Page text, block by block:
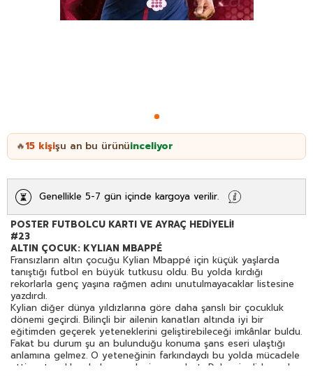
🔥15 kişişu an bu ürünüinceliyor
Genellikle 5-7 gün içinde kargoya verilir.
POSTER FUTBOLCU KARTI VE AYRAÇ HEDİYELİ!
#23
ALTIN ÇOCUK: KYLIAN MBAPPÉ
Fransızların altın çocuğu Kylian Mbappé için küçük yaşlarda
tanıştığı futbol en büyük tutkusu oldu. Bu yolda kırdığı
rekorlarla genç yaşına rağmen adını unutulmayacaklar listesine
yazdırdı.
Kylian diğer dünya yıldızlarına göre daha şanslı bir çocukluk
dönemi geçirdi. Bilinçli bir ailenin kanatları altında iyi bir
eğitimden geçerek yeteneklerini geliştirebileceği imkânlar buldu.
Fakat bu durum şu an bulunduğu konuma şans eseri ulaştığı
anlamına gelmez. O yeteneğinin farkındaydı bu yolda mücadele
etti ve tırnaklarıyla kazıyarak zirveye ulaştı. Daha şimdiden adı